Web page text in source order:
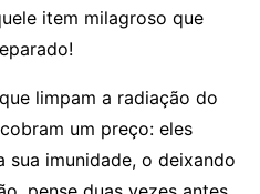
item milagroso que
limpam a radiação do
um preço: eles
imunidade, o deixando